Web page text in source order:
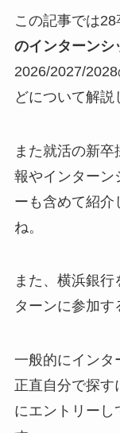
この記事では
のインターンシ
2026/2027/
どについて解説
また就活の新
報やインターン
ーも含めて紹介
ね。
また、横浜銀
ターンに参加す
一般的にインタ
正直自分で探す
にエントリーし